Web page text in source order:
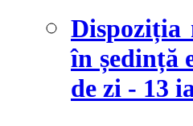
Dispoziția
în ședință
de zi - 13